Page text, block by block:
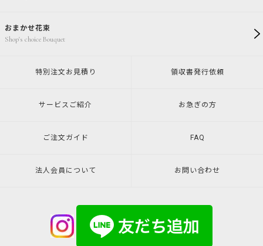
おまかせ花束
Shop's choice Bouquet
特別注文 お見積り 領収書発行依頼
サービスご紹介 お急ぎの方
ご注文ガイド FAQ
法人会員について お問い合わせ